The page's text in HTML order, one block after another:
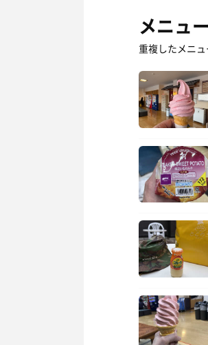
メニュ
重複したメニ